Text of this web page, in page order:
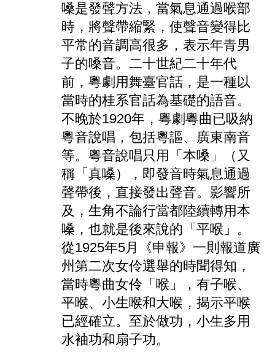
嗓是發聲方法，當氣息通過喉部
時，將聲帶縮緊，使聲音變得比
平常的音調高很多，表示年青男
子的嗓音。二十世紀二十年代
前，粵劇用舞臺官話，是一種以
當時的桂系官話為基礎的語音。
不晚於1920年，粵劇粵曲已吸納
粵音說唱，包括粵謳、廣東南音
等。粵音說唱只用「本嗓」（又
稱「真嗓），即發音時氣息通過
聲帶後，直接發出聲音。影響所
及，生角不論行當都陸續轉用本
嗓，也就是後來說的「平喉」。
從1925年5月《申報》一則報道廣
州第二次女伶選舉的時聞得知，
當時粵曲女伶「喉」，有子喉、
平喉、小生喉和大喉，揭示平喉
已經確立。至於做功，小生多用
水袖功和扇子功。